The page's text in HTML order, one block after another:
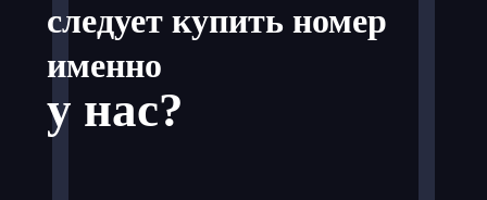
следует купить номер
именно
у нас?